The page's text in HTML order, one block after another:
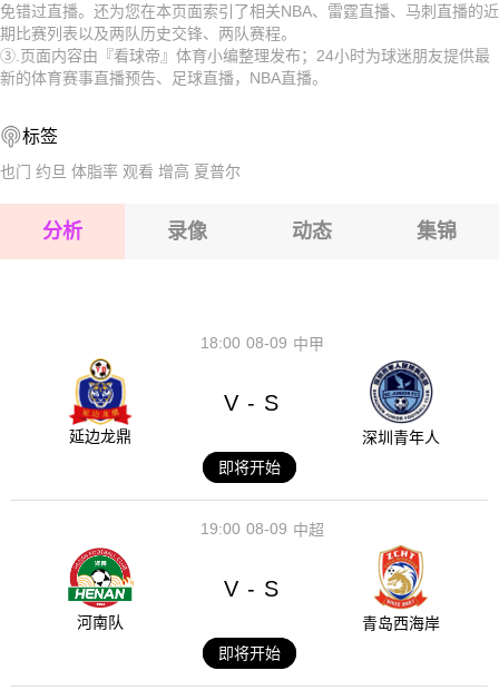
2026-08-17 【NBA】 雷霆VS马刺
2026-08-17 【NBA】 雷霆VS马刺
2026-08-17 【NBA】 雷霆VS马刺
2026-08-17 【NBA】 雷霆VS马刺
2026-08-17 【NBA】 雷霆VS马刺
免错过直播。还为您在本页面索引了相关NBA、雷霆直播、马刺直播的近
期比赛列表以及两队历史交锋、两队赛程。
③.页面内容由『看球帝』体育小编整理发布；24小时为球迷朋友提供最
新的体育赛事直播预告、足球直播，NBA直播。
标签
也门 约旦 体脂率 观看 增高 夏普尔
分析 录像 动态 集锦
08-09
18:00 中甲
延边龙鼎
V - S
深圳青年人
即将开始
08-09
19:00 中超
河南队
V - S
青岛西海岸
即将开始